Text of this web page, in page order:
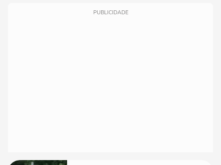
PUBLICIDADE